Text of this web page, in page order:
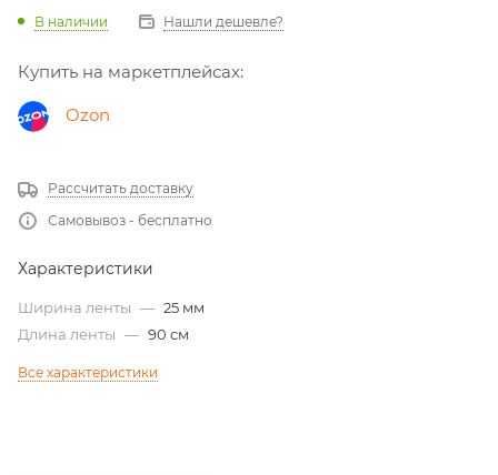
В наличии Нашли дешевле?
Купить на маркетплейсах:
Ozon
Рассчитать доставку
Самовывоз - бесплатно
Характеристики
Ширина ленты — 25 мм
Длина ленты — 90 см
Все характеристики